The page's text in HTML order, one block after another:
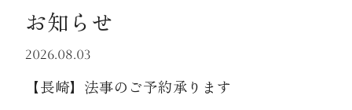
お知らせ
2026.08.03
【長崎】法事のご予約承ります